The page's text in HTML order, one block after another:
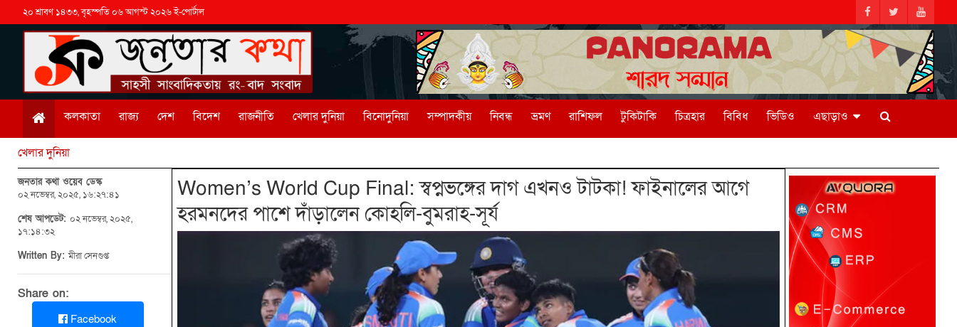
২০ শ্রাবণ ১৪৩৩, বৃহস্পতি ০৬ আগস্ট ২০২৬ ই-পোর্টাল
কলকাতা রাজ্য দেশ বিদেশ রাজনীতি খেলার দুনিয়া বিনোদুনিয়া সম্পাদকীয় নিবন্ধ ভ্রমণ রাশিফল টুকিটাকি চিত্রহার বিবিধ ভিডিও এছাড়াও
খেলার দুনিয়া
জনতার কথা ওয়েব ডেস্ক
০২ নভেম্বর, ২০২৫, ১৬:২৭:৪১
শেষ আপডেট: ০২ নভেম্বর, ২০২৫,
১৭:১৪:৩২
Written By:মীরা সেনগুপ্ত
Share on:
Facebook
Women’s World Cup Final: স্বপ্নভঙ্গের দাগ এখনও টাটকা! ফাইনালের আগে
হরমনদের পাশে দাঁড়ালেন কোহলি-বুমরাহ-সূর্য